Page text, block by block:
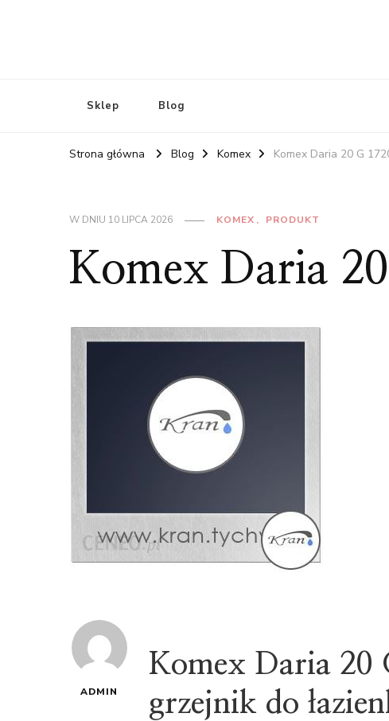
Sklep Blog
Strona główna Blog Komex Komex Daria 20 G
W DNIU 10 LIPCA 2026 KOMEX PRODUKT
Komex Daria
ADMIN
Komex Daria
grzejnik do